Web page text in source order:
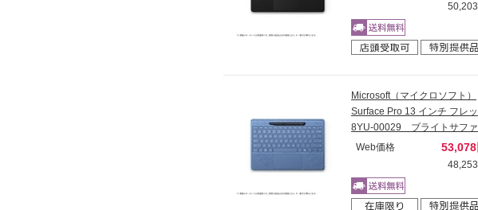
Microsoft（マイクロソフト）
Surface Pro 13 インチ フレ
8YU-00029 ブライトサフ
Web価格
53,078